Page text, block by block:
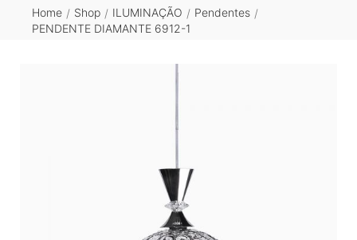
Home / Shop / ILUMINAÇÃO / Pendentes /
PENDENTE DIAMANTE 6912-1